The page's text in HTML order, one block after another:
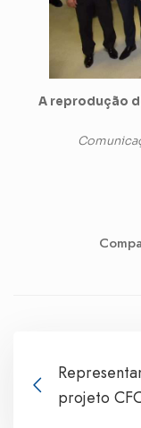
A reprodução
projeto